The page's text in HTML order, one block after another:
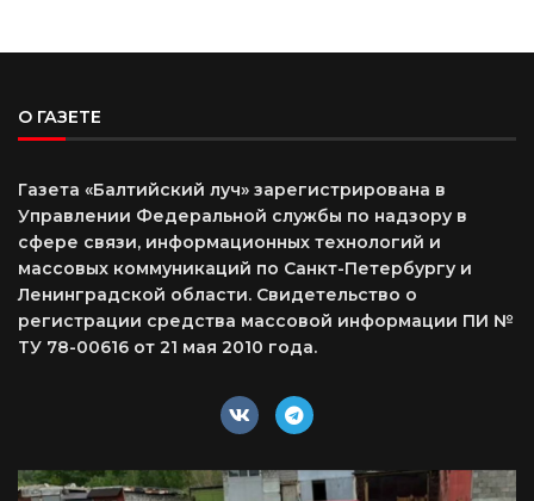
О ГАЗЕТЕ
Газета «Балтийский луч» зарегистрирована в
Управлении Федеральной службы по надзору в
сфере связи, информационных технологий и
массовых коммуникаций по Санкт-Петербургу и
Ленинградской области. Свидетельство о
регистрации средства массовой информации ПИ №
ТУ 78-00616 от 21 мая 2010 года.